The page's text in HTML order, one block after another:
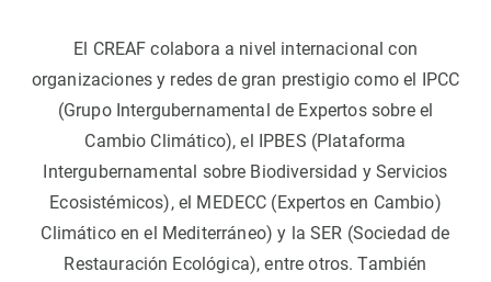
El CREAF colabora a nivel internacional con
organizaciones y redes de gran prestigio como el IPCC
(Grupo Intergubernamental de Expertos sobre el
Cambio Climático), el IPBES (Plataforma
Intergubernamental sobre Biodiversidad y Servicios
Ecosistémicos), el MEDECC (Expertos en Cambio)
Climático en el Mediterráneo) y la SER (Sociedad de
Restauración Ecológica), entre otros. También